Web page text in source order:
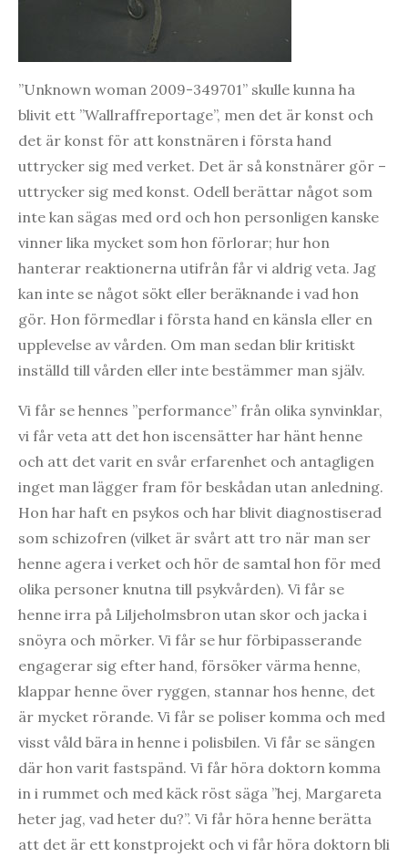
”Unknown woman 2009-349701” skulle kunna ha
blivit ett ”Wallraffreportage”, men det är konst och
det är konst för att konstnären i första hand
uttrycker sig med verket. Det är så konstnärer gör –
uttrycker sig med konst. Odell berättar något som
inte kan sägas med ord och hon personligen kanske
vinner lika mycket som hon förlorar; hur hon
hanterar reaktionerna utifrån får vi aldrig veta. Jag
kan inte se något sökt eller beräknande i vad hon
gör. Hon förmedlar i första hand en känsla eller en
upplevelse av vården. Om man sedan blir kritiskt
inställd till vården eller inte bestämmer man själv.
Vi får se hennes ”performance” från olika synvinklar,
vi får veta att det hon iscensätter har hänt henne
och att det varit en svår erfarenhet och antagligen
inget man lägger fram för beskådan utan anledning.
Hon har haft en psykos och har blivit diagnostiserad
som schizofren (vilket är svårt att tro när man ser
henne agera i verket och hör de samtal hon för med
olika personer knutna till psykvården). Vi får se
henne irra på Liljeholmsbron utan skor och jacka i
snöyra och mörker. Vi får se hur förbipasserande
engagerar sig efter hand, försöker värma henne,
klappar henne över ryggen, stannar hos henne, det
är mycket rörande. Vi får se poliser komma och med
visst våld bära in henne i polisbilen. Vi får se sängen
där hon varit fastspänd. Vi får höra doktorn komma
in i rummet och med käck röst säga ”hej, Margareta
heter jag, vad heter du?”. Vi får höra henne berätta
att det är ett konstprojekt och vi får höra doktorn bli